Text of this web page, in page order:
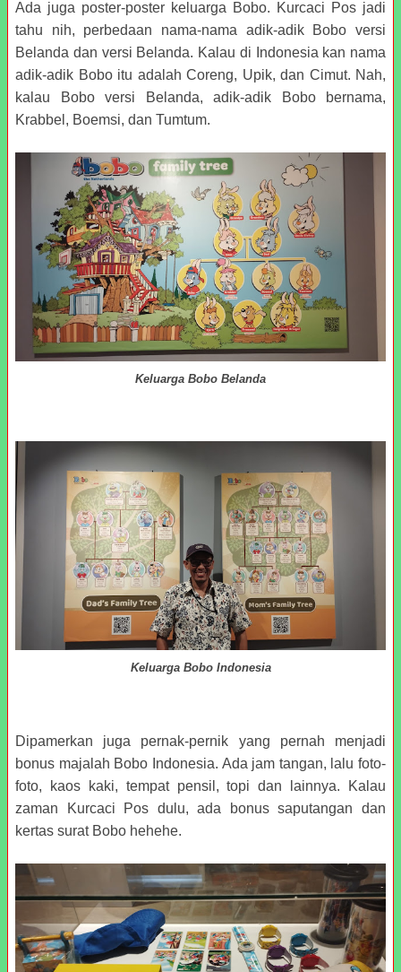
Ada juga poster-poster keluarga Bobo. Kurcaci Pos jadi
tahu nih, perbedaan nama-nama adik-adik Bobo versi
Belanda dan versi Belanda. Kalau di Indonesia kan nama
adik-adik Bobo itu adalah Coreng, Upik, dan Cimut. Nah,
kalau Bobo versi Belanda, adik-adik Bobo bernama,
Krabbel, Boemsi, dan Tumtum.
Keluarga Bobo Belanda
Keluarga Bobo Indonesia
Dipamerkan juga pernak-pernik yang pernah menjadi
bonus majalah Bobo Indonesia. Ada jam tangan, lalu foto-
foto, kaos kaki, tempat pensil, topi dan lainnya. Kalau
zaman Kurcaci Pos dulu, ada bonus saputangan dan
kertas surat Bobo hehehe.